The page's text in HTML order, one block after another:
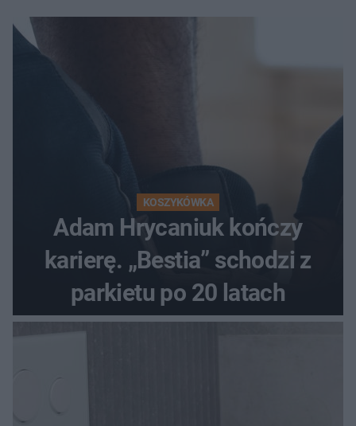
KOSZYKÓWKA
Adam Hrycaniuk kończy
karierę. „Bestia” schodzi z
parkietu po 20 latach